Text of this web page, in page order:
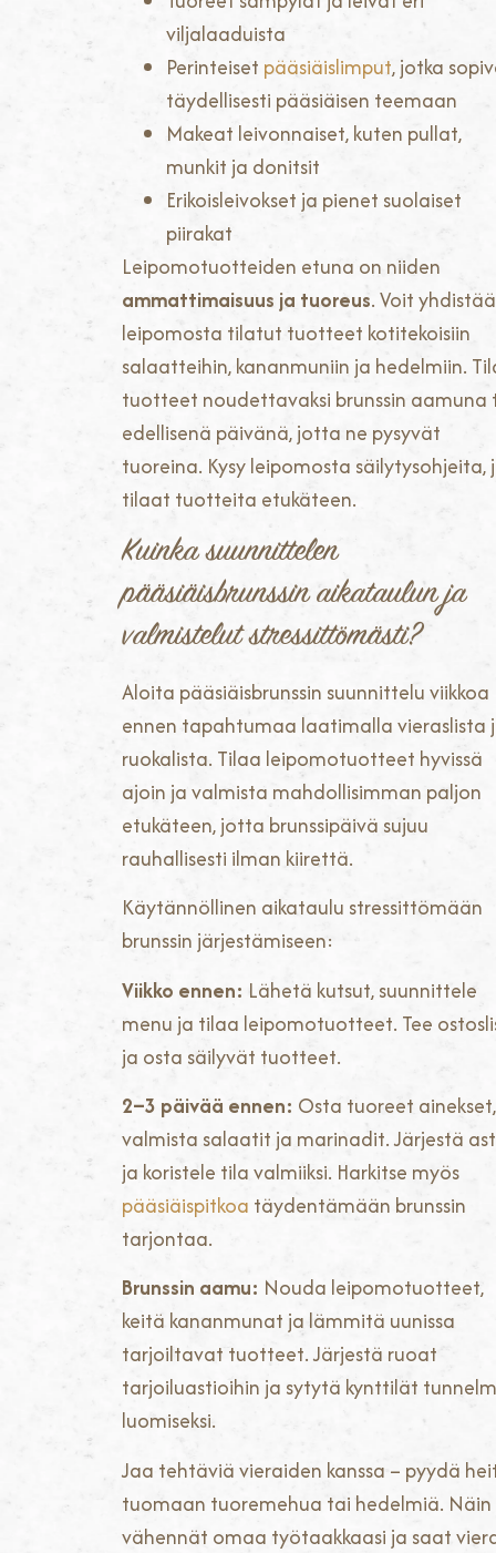
viljalaaduista
Perinteiset pääsiäislimput, jotka
täydellisesti pääsiäisen teemaan
Makeat leivonnaiset, kuten pullat,
munkit ja donitsit
Erikoisleivokset ja pienet suolaiset
piirakat
Leipomotuotteiden etuna on niiden
ammattimaisuus ja tuoreus. Voit yhdistää
leipomosta tilatut tuotteet kotitekoisiin
salaatteihin, kananmuniin ja hedelmiin.
tuotteet noudettavaksi brunssin aamuna
edellisenä päivänä, jotta ne pysyvät
tuoreina. Kysy leipomosta säilytysohjeita,
tilaat tuotteita etukäteen.
Kuinka suunnittelen
pääsiäisbrunssin aikataulun ja
valmistelut stressittömästi?
Aloita pääsiäisbrunssin suunnittelu viikkoa
ennen tapahtumaa laatimalla vieraslista
ruokalista. Tilaa leipomotuotteet hyvissä
ajoin ja valmista mahdollisimman paljon
etukäteen, jotta brunssipäivä sujuu
rauhallisesti ilman kiirettä.
Käytännöllinen aikataulu stressittömään
brunssin järjestämiseen:
Viikko ennen: Lähetä kutsut, suunnittele
menu ja tilaa leipomotuotteet. Tee
ja osta säilyvät tuotteet.
2–3 päivää ennen: Osta tuoreet ainekset,
valmista salaatit ja marinadit. Järjestä
ja koristele tila valmiiksi. Harkitse myös
pääsiäispitkoa täydentämään brunssin
tarjontaa.
Brunssin aamu: Nouda leipomotuotteet,
keitä kananmunat ja lämmitä uunissa
tarjoiltavat tuotteet. Järjestä ruoat
tarjoiluastioihin ja sytytä kynttilät
luomiseksi.
Jaa tehtäviä vieraiden kanssa – pyydä
tuomaan tuoremehua tai hedelmiä. Näin
vähennät omaa työtaakkaasi ja saat